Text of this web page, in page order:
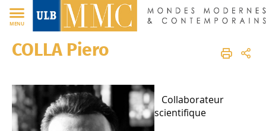
FR
MENU
MMC FR Membres Corps scientifique
COLLA Piero
Collaborateur
scientifique